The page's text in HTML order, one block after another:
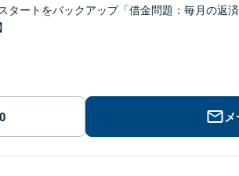
タートをバックアップ「借金問題：毎月の返